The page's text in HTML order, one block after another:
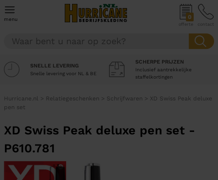
menu 0
offerte contact
SNELLE LEVERING
Snelle levering voor NL & BE
SCHERPE PRIJZEN
Inclusief aantrekkelijke
staffelkortingen
Hurricane.nl > Relatiegeschenken > Schrijfwaren > XD Swiss Peak deluxe
pen set
XD Swiss Peak deluxe pen set -
P610.781